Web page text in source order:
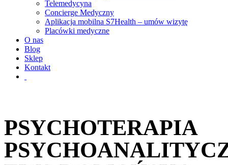
Telemedycyna
Concierge Medyczny
Aplikacja mobilna S7Health – umów wizytę
Placówki medyczne
O nas
Blog
Sklep
Kontakt
PSYCHOTERAPIA